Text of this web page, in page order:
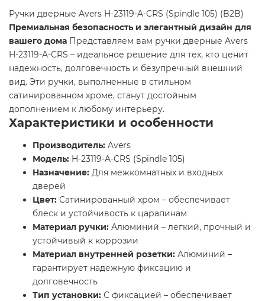
Ручки дверные Avers H-23119-A-CRS (Spindle 105) (B2B)
Премиальная безопасность и элегантный дизайн для
вашего дома Представляем вам ручки дверные Avers
H-23119-A-CRS – идеальное решение для тех, кто ценит
надежность, долговечность и безупречный внешний
вид. Эти ручки, выполненные в стильном
сатинированном хроме, станут достойным
дополнением к любому интерьеру.
Характеристики и особенности
Производитель: Avers
Модель: H-23119-A-CRS (Spindle 105)
Назначение: Для межкомнатных и входных
дверей
Цвет: Сатинированный хром – обеспечивает
блеск и устойчивость к царапинам
Материал ручки: Алюминий – легкий, прочный и
устойчивый к коррозии
Материал внутренней розетки: Алюминий –
гарантирует надежную фиксацию и
долговечность
Тип установки: С фиксацией – обеспечивает